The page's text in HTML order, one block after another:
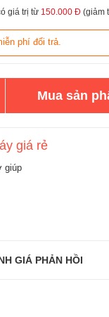
giá trị từ 150.000 Đ (giảm
phí đổi trả.
Mua sản
giá rẻ
giúp
GIÁ PHẢN HỒI